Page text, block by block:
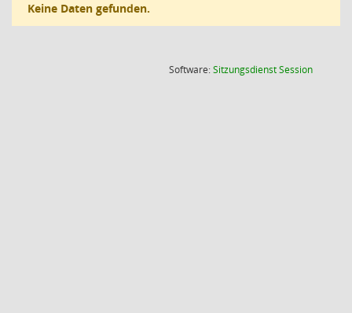
Keine Daten gefunden.
Software:SitzungsdienstSession(Wird in